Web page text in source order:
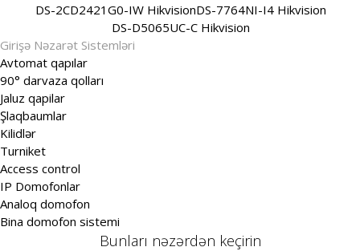
DS-2CD2421G0-IW HikvisionDS-7764NI-I4 Hikvision
DS-D5065UC-C Hikvision
Girişə Nəzarət Sistemləri
Avtomat qapılar
90° darvaza qolları
Jaluz qapilar
Şlaqbaumlar
Kilidlər
Turniket
Access control
IP Domofonlar
Analoq domofon
Bina domofon sistemi
Bunları nəzərdən keçirin